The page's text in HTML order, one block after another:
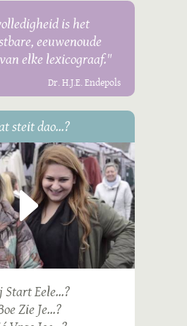
is het
eeuwenoude
elke lexicograaf."
Dr. H.J.E. Endepols
steit dao...?
Start Eele...?
Zie Je...?